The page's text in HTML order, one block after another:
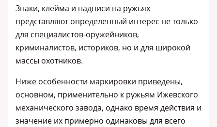
Знаки, клейма и надписи на ружьях
представляют определенный интерес не только
для специалистов-оружейников,
криминалистов, историков, но и для широкой
массы охотников.
Ниже особенности маркировки приведены,
основном, применительно к ружьям Ижевского
механического завода, однако время действия и
значение их примерно одинаковы для всего